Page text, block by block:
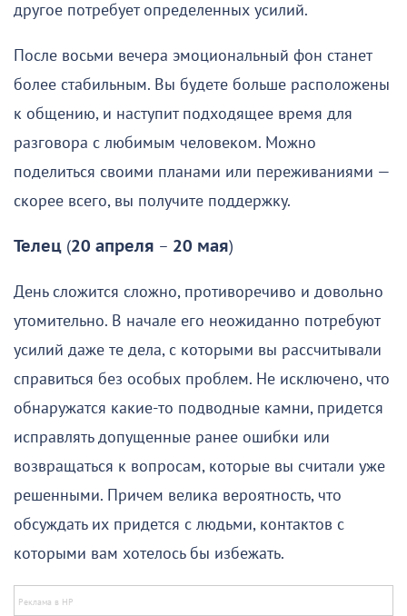
другое потребует определенных усилий.
После восьми вечера эмоциональный фон станет
более стабильным. Вы будете больше расположены
к общению, и наступит подходящее время для
разговора с любимым человеком. Можно
поделиться своими планами или переживаниями —
скорее всего, вы получите поддержку.
Телец (20 апреля – 20 мая)
День сложится сложно, противоречиво и довольно
утомительно. В начале его неожиданно потребуют
усилий даже те дела, с которыми вы рассчитывали
справиться без особых проблем. Не исключено, что
обнаружатся какие-то подводные камни, придется
исправлять допущенные ранее ошибки или
возвращаться к вопросам, которые вы считали уже
решенными. Причем велика вероятность, что
обсуждать их придется с людьми, контактов с
которыми вам хотелось бы избежать.